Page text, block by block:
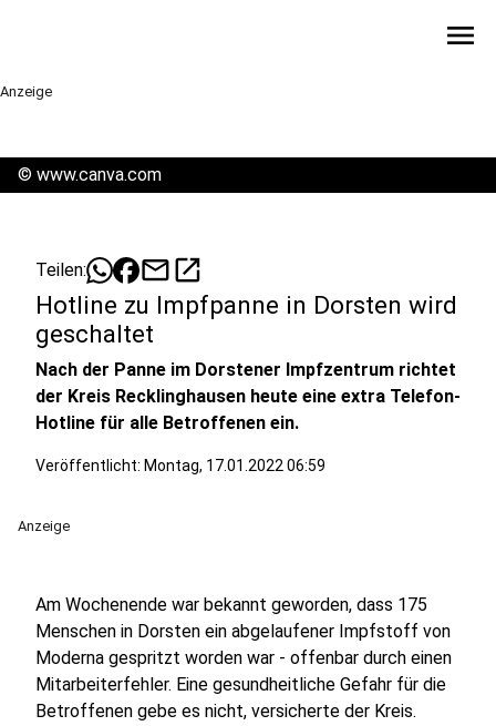
menu
Anzeige
© www.canva.com
Teilen: mailopen_in_new
Hotline zu Impfpanne in Dorsten wird
geschaltet
Nach der Panne im Dorstener Impfzentrum richtet
der Kreis Recklinghausen heute eine extra Telefon-
Hotline für alle Betroffenen ein.
Veröffentlicht: Montag, 17.01.2022 06:59
Anzeige
Am Wochenende war bekannt geworden, dass 175
Menschen in Dorsten ein abgelaufener Impfstoff von
Moderna gespritzt worden war - offenbar durch einen
Mitarbeiterfehler. Eine gesundheitliche Gefahr für die
Betroffenen gebe es nicht, versicherte der Kreis.